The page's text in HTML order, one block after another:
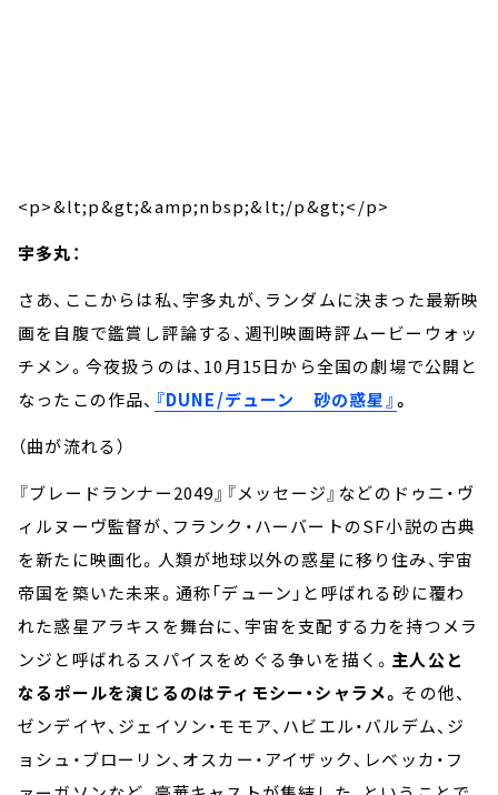
<p>&lt;p&gt;&amp;nbsp;&lt;/p&gt;</p>
宇多丸：
さあ、ここからは私、宇多丸が、ランダムに決まった最新映
画を自腹で鑑賞し評論する、週刊映画時評ムービーウォッ
チメン。今夜扱うのは、10月15日から全国の劇場で公開と
なったこの作品、 『DUNE/デューン 砂の惑星』。
（曲が流れる）
『ブレードランナー2049』『メッセージ』などのドゥニ・ヴ
ィルヌーヴ監督が、フランク・ハーバートのSF小説の古典
を新たに映画化。人類が地球以外の惑星に移り住み、宇宙
帝国を築いた未来。通称「デューン」と呼ばれる砂に覆わ
れた惑星アラキスを舞台に、宇宙を支配する力を持つメラ
ンジと呼ばれるスパイスをめぐる争いを描く。 主人公と
なるポールを演じるのはティモシー・シャラメ。 その他、
ゼンデイヤ、ジェイソン・モモア、ハビエル・バルデム、ジ
ョシュ・ブローリン、オスカー・アイザック、レベッカ・フ